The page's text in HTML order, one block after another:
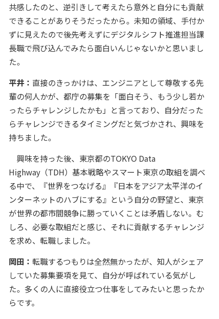
共感したのと、逆引きして考えたら意外と自分にも貢献
できることがありそうだったから。未知の領域、手付か
ずに見えたので後先考えずにデジタルシフト推進担当課
長職で飛び込んでみたら面白いんじゃないかと思いまし
た。
平井： 直接のきっかけは、エンジニアとして尊敬する先
輩の何人かが、都庁の募集を「面白そう、もう少し若か
ったらチャレンジしたかも」と言っており、自分だった
らチャレンジできるタイミングだと気づかされ、興味を
持ちました。
興味を持った後、東京都のTOKYO Data
Highway（TDH）基本戦略やスマート東京の取組を調べ
る中で、『世界をつなげる』『日本をアジア太平洋のイ
ンターネットのハブにする』という自分の野望と、東京
が世界の都市間競争に勝っていくことは矛盾しない。む
しろ、必要な取組だと感じ、それに貢献するチャレンジ
を求め、転職しました。
岡田： 転職するつもりは全然無かったが、知人がシェア
していた募集要項を見て、自分が呼ばれている気がし
た。多くの人に直接役立つ仕事をしてみたいと思ったか
らです。